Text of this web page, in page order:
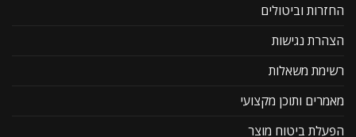
החזרות וביטולים
הצהרת נגישות
רשימת משאלות
מאמרים ותוכן מקצועי
הפעלת ביטוח מוצר